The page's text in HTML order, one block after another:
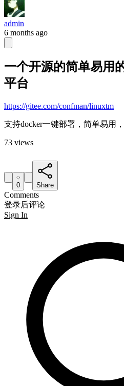
admin
6 months ago
一个开源的简单易用
平台
https://gitee.com/confman/linuxtm
支持docker一键部署，简单易用
73 views
0 Share
Comments
登录后评论
Sign In